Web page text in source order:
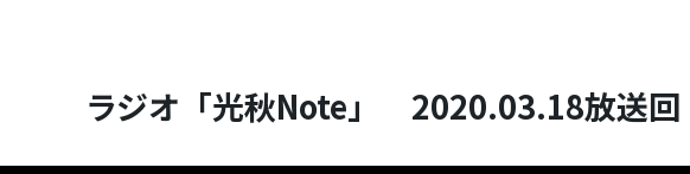
ラジオ「光秋Note」 2020.03.18放送回